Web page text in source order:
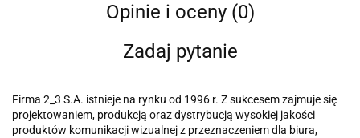
Opinie i oceny (0)
Zadaj pytanie
Firma 2_3 S.A. istnieje na rynku od 1996 r. Z sukcesem zajmuje się
projektowaniem, produkcją oraz dystrybucją wysokiej jakości
produktów komunikacji wizualnej z przeznaczeniem dla biura,